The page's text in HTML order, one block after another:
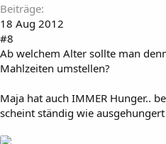
Beiträge
18 Aug 2012
#8
Ab welchem Alter sollte man
Mahlzeiten umstellen?
Maja hat auch IMMER Hunger..
scheint ständig wie